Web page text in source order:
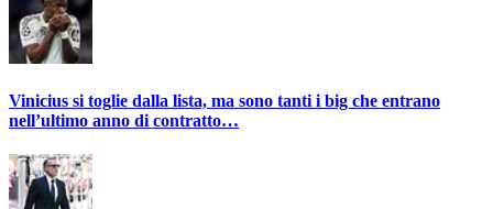
Vinicius si toglie dalla lista, ma sono tanti i big che entrano
nell’ultimo anno di contratto…